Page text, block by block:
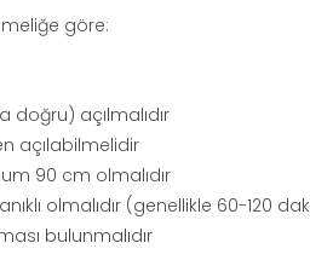
göre:
doğru) açılmalıdır
açılabilmelidir
90 cm olmalıdır
olmalıdır (genellikle 60-120
bulunmalıdır